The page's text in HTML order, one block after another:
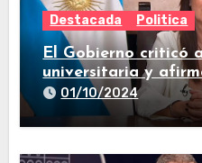
Destacada Politica
El Gobierno criticó
universitaria y
están todos
01/10/2024